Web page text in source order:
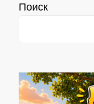
Поиск